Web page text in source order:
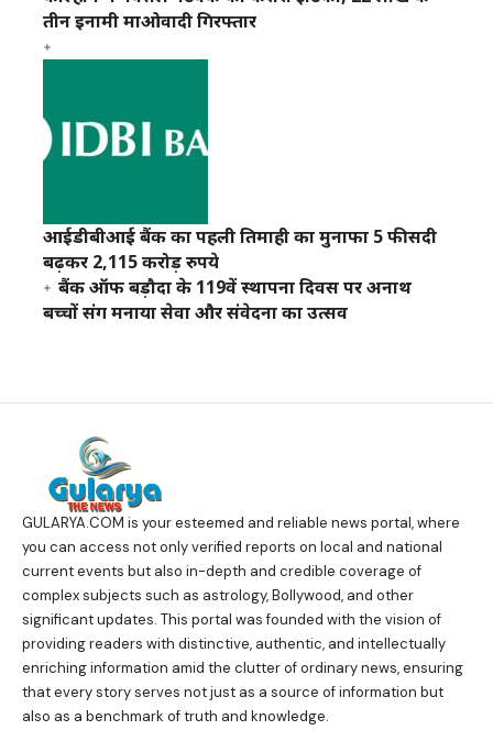
तीन इनामी माओवादी गिरफ्तार
आईडीबीआई बैंक का पहली तिमाही का मुनाफा 5 फीसदी
बढ़कर 2,115 करोड़ रुपये
बैंक ऑफ बड़ौदा के 119वें स्थापना दिवस पर अनाथ
बच्चों संग मनाया सेवा और संवेदना का उत्सव
GULARYA.COM is your esteemed and reliable news portal, where
you can access not only verified reports on local and national
current events but also in-depth and credible coverage of
complex subjects such as astrology, Bollywood, and other
significant updates. This portal was founded with the vision of
providing readers with distinctive, authentic, and intellectually
enriching information amid the clutter of ordinary news, ensuring
that every story serves not just as a source of information but
also as a benchmark of truth and knowledge.